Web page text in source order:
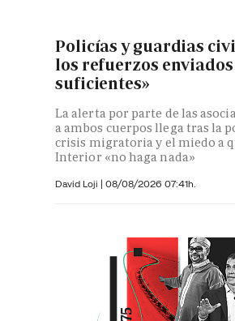
Policías y guardias
los refuerzos enviados
suficientes»
La alerta por parte de las
a ambos cuerpos llega tras la
crisis migratoria y el miedo a
Interior «no haga nada»
David Loji | 08/08/2026 07:41h.